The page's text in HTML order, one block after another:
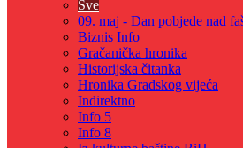
Sve
09. maj - Dan pobjede nad
Biznis Info
Gračanička hronika
Historijska čitanka
Hronika Gradskog vijeća
Indirektno
Info 5
Info 8